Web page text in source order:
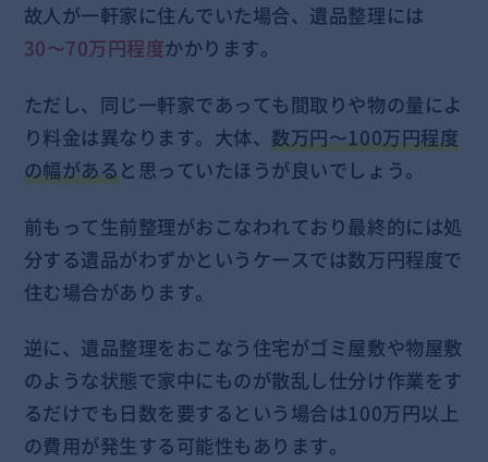
故人が一軒家に住んでいた場合、遺品整理には
30〜70万円程度かかります。
ただし、同じ一軒家であっても間取りや物の量によ
り料金は異なります。大体、数万円〜100万円程度
の幅があると思っていたほうが良いでしょう。
前もって生前整理がおこなわれており最終的には処
分する遺品がわずかというケースでは数万円程度で
住む場合があります。
逆に、遺品整理をおこなう住宅がゴミ屋敷や物屋敷
のような状態で家中にものが散乱し仕分け作業をす
るだけでも日数を要するという場合は100万円以上
の費用が発生する可能性もあります。